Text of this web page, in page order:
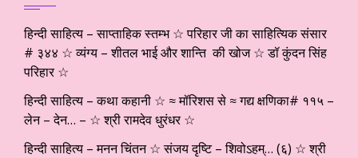
हिन्दी साहित्य – साप्ताहिक स्तम्भ ☆ परिहार जी का साहित्यिक संसार
# ३४४ ☆ व्यंग्य – शीतल भाई और शान्ति की खोज ☆ डॉ कुंदन सिंह
परिहार ☆
हिन्दी साहित्य – कथा कहानी ☆ ≈ मॉरिशस से ≈ गद्य क्षणिका# ११५ –
लेन – देन… – ☆ श्री रामदेव धुरंधर ☆
हिन्दी साहित्य – मनन चिंतन ☆ संजय दृष्टि – शिवोऽहम्… (६) ☆ श्री